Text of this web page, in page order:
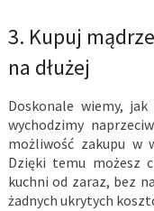
3. Kupuj
na dłużej
Doskonale wiemy,
wychodzimy
możliwość zakupu w
Dzięki temu możesz
kuchni od zaraz, bez
żadnych ukrytych